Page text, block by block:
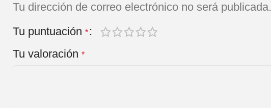
Tu dirección de correo electrónico no será publicada.
Tu puntuación *
Tu valoración *